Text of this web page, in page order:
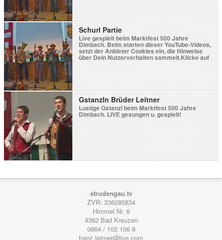
Schurl Partie
Live gespielt beim Marktfest 500 Jahre
Dimbach. Beim starten dieser YouTube-Videos,
setzt der Anbieter Cookies ein, die Hinweise
über Dein Nutzerverhalten sammelt.Klicke auf
Video laden wenn Du damit einverstanden
bist.Durch das Laden des Videos akzeptierst Du
die Datenschutzerklärung von YouTube.Weitere
Informationen zur Datenschutzrichtlinie von
YouTube findest Du hier: Google - Privacy &
Terms. Blockiere YouTube-Videos […]
Gstanzln Brüder Leitner
Lustige Gstanzl beim Marktfest 500 Jahre
Dimbach. LIVE gesungen u. gespielt!
strudengau.tv
ZVR: 336285834
Himmel Nr. 6
4362 Bad Kreuzen
0664 / 102 106 9
franz.leitner@live.com